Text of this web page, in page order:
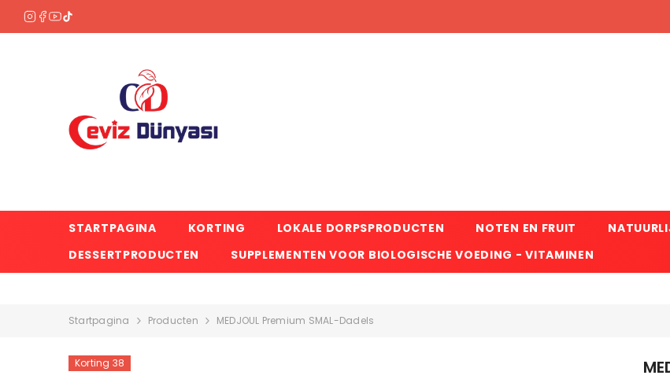
STARTPAGINA KORTING LOKALE DORPSPRODUCTEN NOTEN EN FRUIT
DESSERTPRODUCTEN
SUPPLEMENTEN VOOR BIOLOGISCHE VOEDING - VITAMINEN
Startpagina Producten MEDJOUL Premium SMAL-Dadels
Korting 38